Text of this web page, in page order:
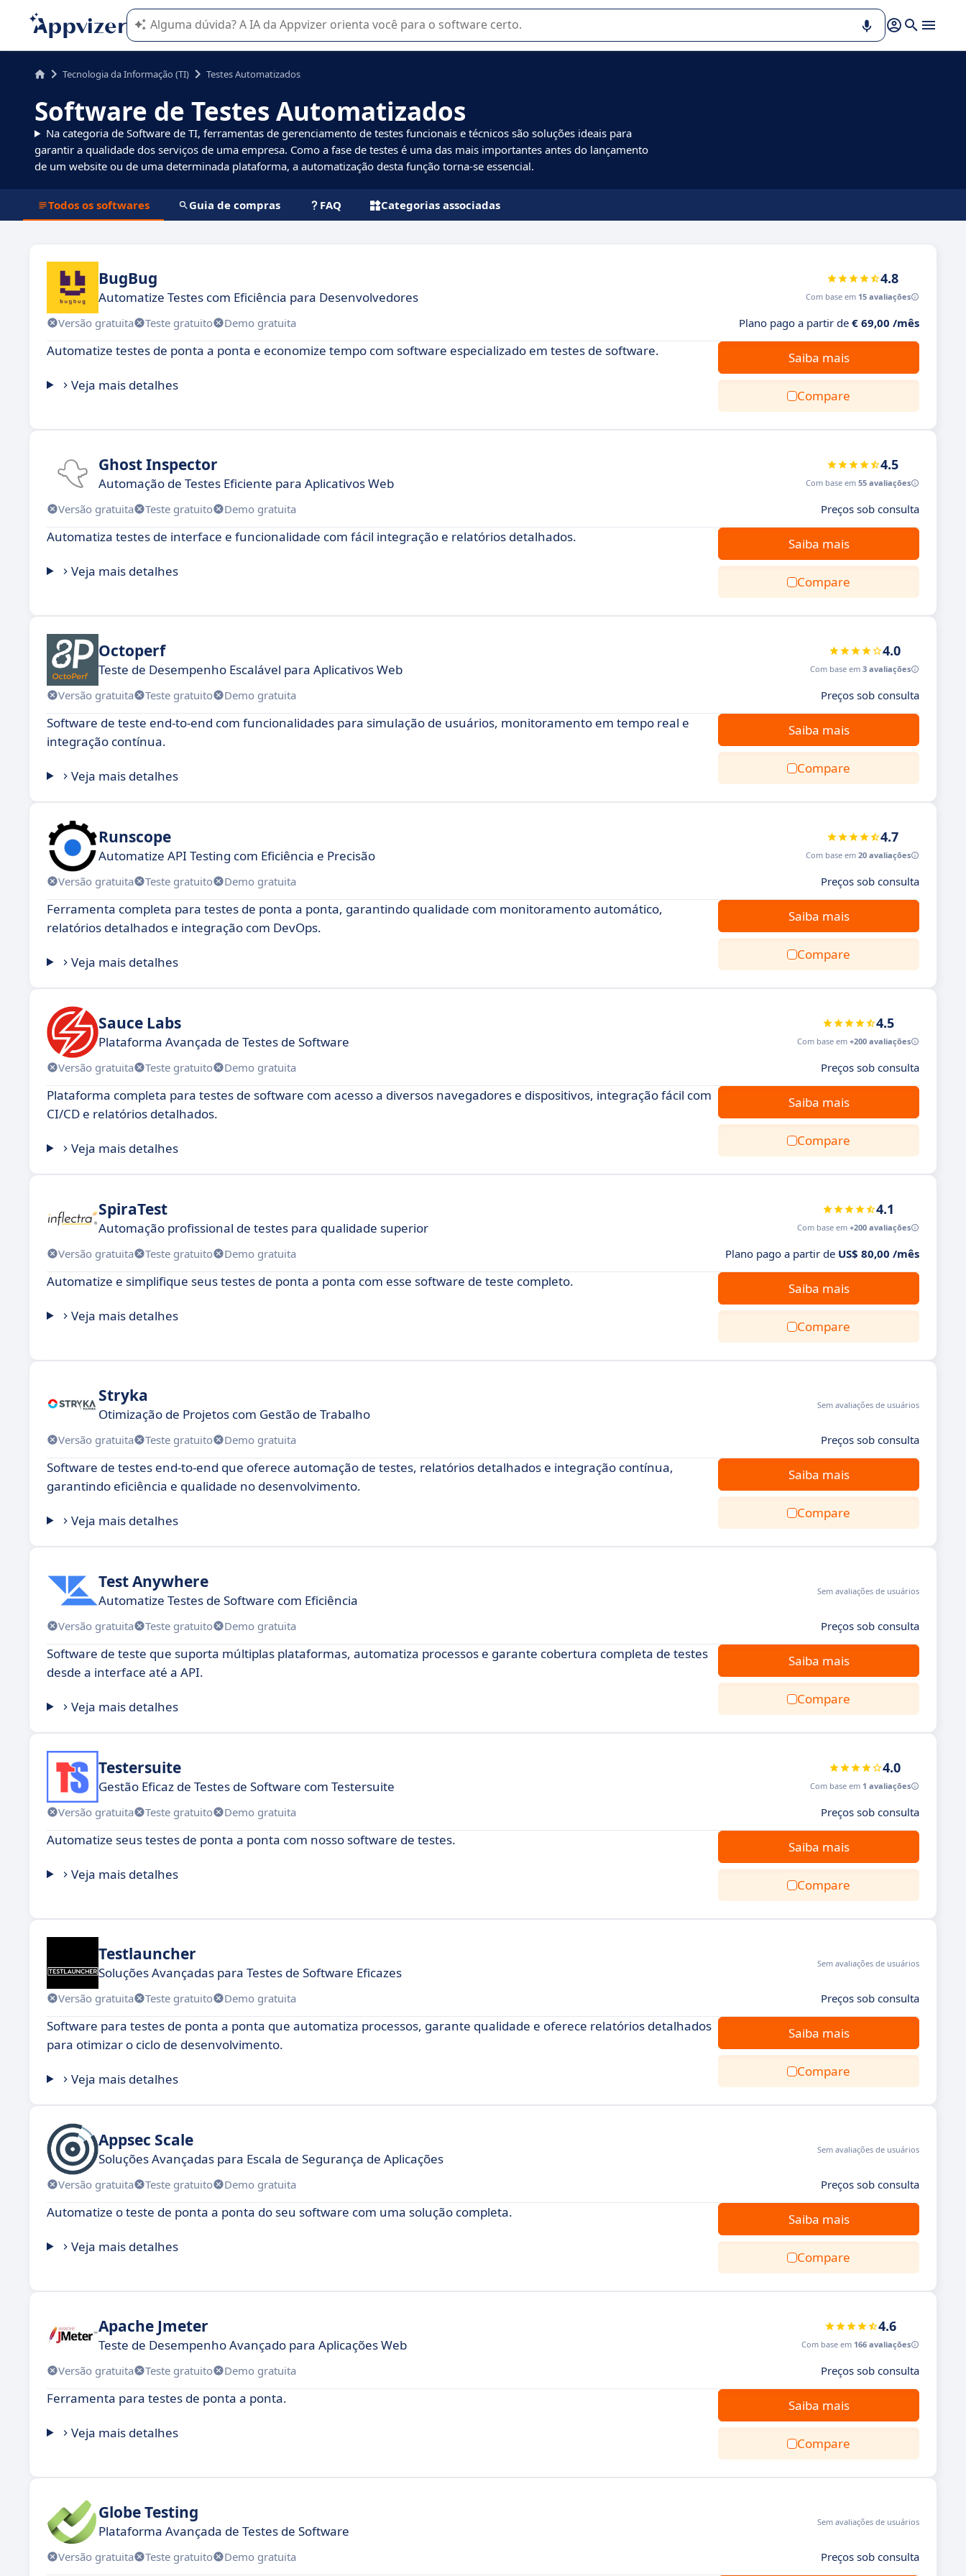
A IA do Appvizer o orienta no uso ou na seleção de software SaaS para sua empresa.
Tecnologia da Informação (TI) Testes Automatizados
Software de Testes Automatizados
Na categoria de Software de TI, ferramentas de gerenciamento de testes funcionais e técnicos são soluções ideais para
garantir a qualidade dos serviços de uma empresa. Como a fase de testes é uma das mais importantes antes do lançamento
de um website ou de uma determinada plataforma, a automatização desta função torna-se essencial.
Todos os softwares Guia de compras FAQ Categorias associadas
BugBug
Automatize Testes com Eficiência para Desenvolvedores
4.8
Com base em 15 avaliações
Versão gratuita Teste gratuito Demo gratuita Plano pago a partir de € 69,00 /mês
Automatize testes de ponta a ponta e economize tempo com software especializado em testes de software.
Veja mais detalhes
Saiba mais
Compare
Ghost Inspector
Automação de Testes Eficiente para Aplicativos Web
4.5
Com base em 55 avaliações
Versão gratuita Teste gratuito Demo gratuita Preços sob consulta
Automatiza testes de interface e funcionalidade com fácil integração e relatórios detalhados.
Veja mais detalhes
Saiba mais
Compare
Octoperf
Teste de Desempenho Escalável para Aplicativos Web
4.0
Com base em 3 avaliações
Versão gratuita Teste gratuito Demo gratuita Preços sob consulta
Software de teste end-to-end com funcionalidades para simulação de usuários, monitoramento em tempo real e
integração contínua.
Veja mais detalhes
Saiba mais
Compare
Runscope
Automatize API Testing com Eficiência e Precisão
4.7
Com base em 20 avaliações
Versão gratuita Teste gratuito Demo gratuita Preços sob consulta
Ferramenta completa para testes de ponta a ponta, garantindo qualidade com monitoramento automático,
relatórios detalhados e integração com DevOps.
Veja mais detalhes
Saiba mais
Compare
Sauce Labs
Plataforma Avançada de Testes de Software
4.5
Com base em +200 avaliações
Versão gratuita Teste gratuito Demo gratuita Preços sob consulta
Plataforma completa para testes de software com acesso a diversos navegadores e dispositivos, integração fácil com
CI/CD e relatórios detalhados.
Veja mais detalhes
Saiba mais
Compare
SpiraTest
Automação profissional de testes para qualidade superior
4.1
Com base em +200 avaliações
Versão gratuita Teste gratuito Demo gratuita Plano pago a partir de US$ 80,00 /mês
Automatize e simplifique seus testes de ponta a ponta com esse software de teste completo.
Veja mais detalhes
Saiba mais
Compare
Stryka
Otimização de Projetos com Gestão de Trabalho
Sem avaliações de usuários
Versão gratuita Teste gratuito Demo gratuita Preços sob consulta
Software de testes end-to-end que oferece automação de testes, relatórios detalhados e integração contínua,
garantindo eficiência e qualidade no desenvolvimento.
Veja mais detalhes
Saiba mais
Compare
Test Anywhere
Automatize Testes de Software com Eficiência
Sem avaliações de usuários
Versão gratuita Teste gratuito Demo gratuita Preços sob consulta
Software de teste que suporta múltiplas plataformas, automatiza processos e garante cobertura completa de testes
desde a interface até a API.
Veja mais detalhes
Saiba mais
Compare
Testersuite
Gestão Eficaz de Testes de Software com Testersuite
4.0
Com base em 1 avaliações
Versão gratuita Teste gratuito Demo gratuita Preços sob consulta
Automatize seus testes de ponta a ponta com nosso software de testes.
Veja mais detalhes
Saiba mais
Compare
Testlauncher
Soluções Avançadas para Testes de Software Eficazes
Sem avaliações de usuários
Versão gratuita Teste gratuito Demo gratuita Preços sob consulta
Software para testes de ponta a ponta que automatiza processos, garante qualidade e oferece relatórios detalhados
para otimizar o ciclo de desenvolvimento.
Veja mais detalhes
Saiba mais
Compare
Appsec Scale
Soluções Avançadas para Escala de Segurança de Aplicações
Sem avaliações de usuários
Versão gratuita Teste gratuito Demo gratuita Preços sob consulta
Automatize o teste de ponta a ponta do seu software com uma solução completa.
Veja mais detalhes
Saiba mais
Compare
Apache Jmeter
Teste de Desempenho Avançado para Aplicações Web
4.6
Com base em 166 avaliações
Versão gratuita Teste gratuito Demo gratuita Preços sob consulta
Ferramenta para testes de ponta a ponta.
Veja mais detalhes
Saiba mais
Compare
Globe Testing
Plataforma Avançada de Testes de Software
Sem avaliações de usuários
Versão gratuita Teste gratuito Demo gratuita Preços sob consulta